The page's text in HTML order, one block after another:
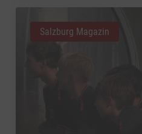
Salzburg Magazin